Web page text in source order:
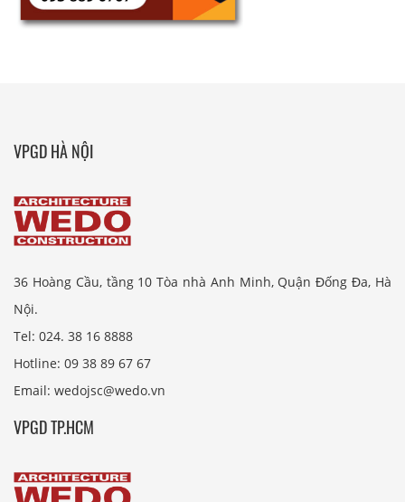
VPGD HÀ NỘI
36 Hoàng Cầu, tầng 10 Tòa nhà Anh Minh, Quận Đống Đa, Hà
Nội.
Tel: 024. 38 16 8888
Hotline: 09 38 89 67 67
Email: wedojsc@wedo.vn
VPGD TP.HCM